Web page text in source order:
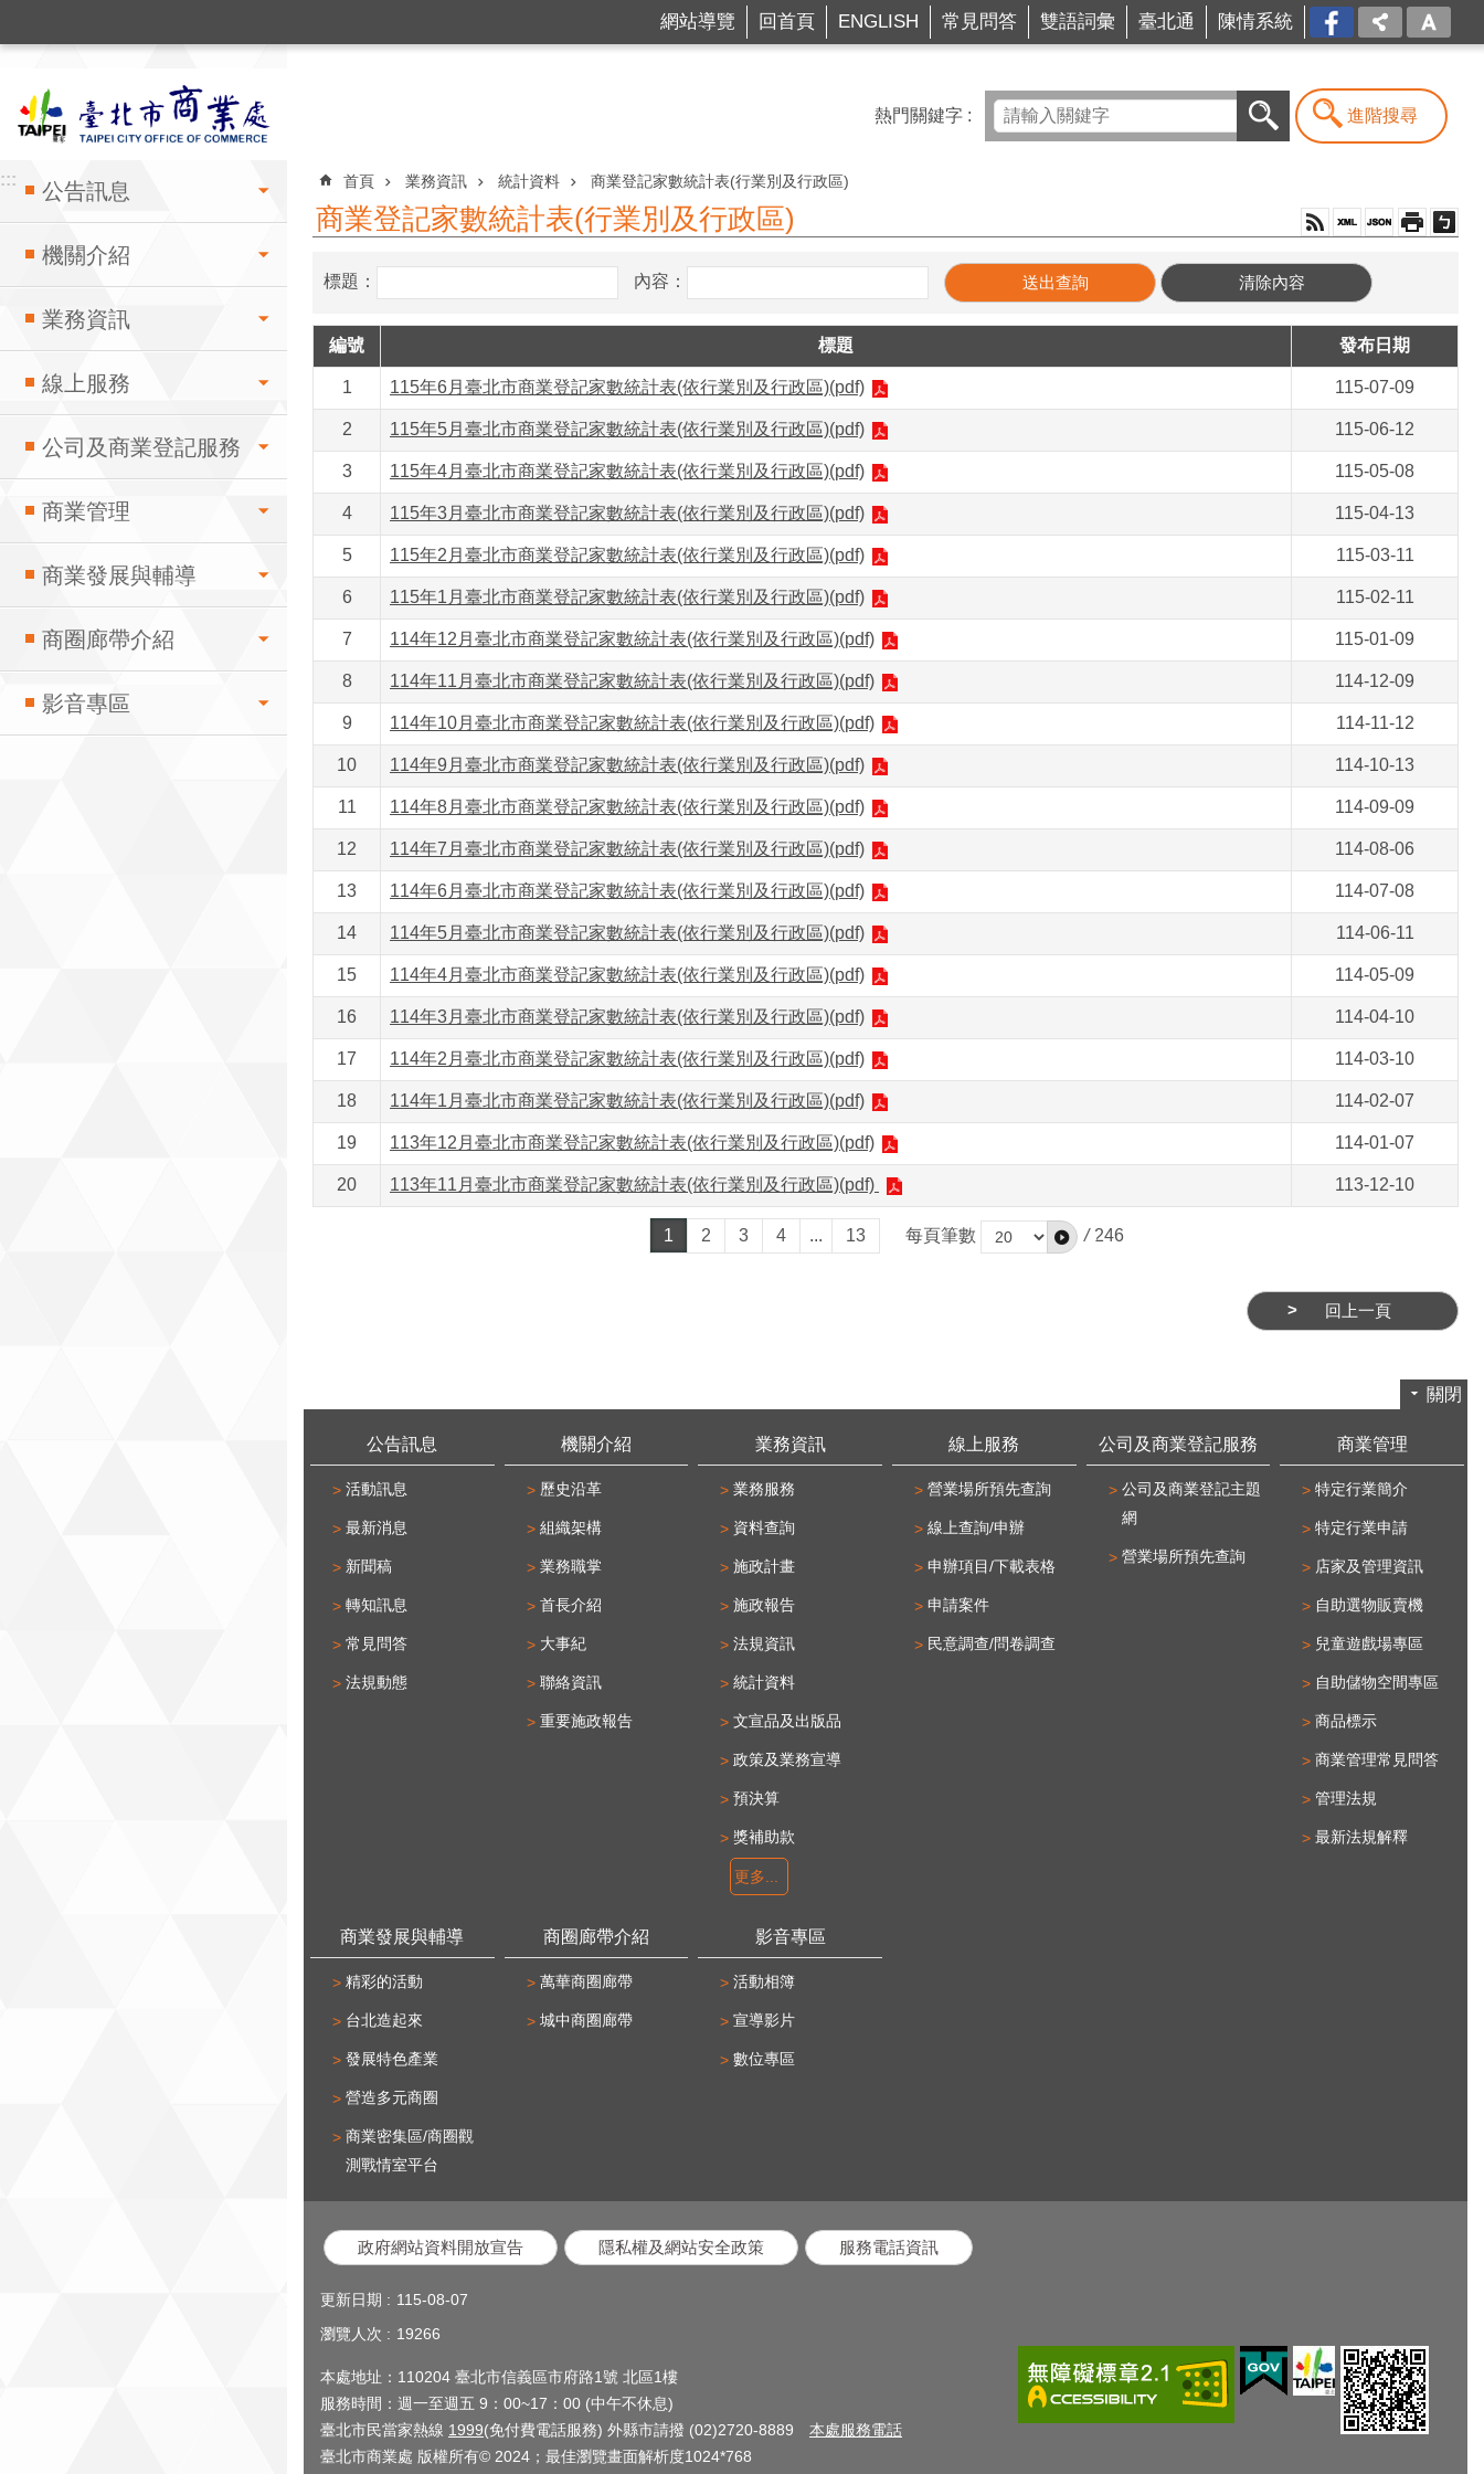
網站導覽 回首頁 ENGLISH 常見問答 雙語詞彙 臺北通 陳情系統 FB
::: 公告訊息
機關介紹
業務資訊
線上服務
公司及商業登記服務
商業管理
商業發展與輔導
商圈廊帶介紹
影音專區
熱門關鍵字 進階搜尋
:::
首頁 業務資訊 統計資料 商業登記家數統計表(行業別及行政區)
商業登記家數統計表(行業別及行政區)
標題： 內容：
編號 標題 發布日期
1 115年6月臺北市商業登記家數統計表(依行業別及行政區)(pdf) 115-07-09
2 115年5月臺北市商業登記家數統計表(依行業別及行政區)(pdf) 115-06-12
3 115年4月臺北市商業登記家數統計表(依行業別及行政區)(pdf) 115-05-08
4 115年3月臺北市商業登記家數統計表(依行業別及行政區)(pdf) 115-04-13
5 115年2月臺北市商業登記家數統計表(依行業別及行政區)(pdf) 115-03-11
6 115年1月臺北市商業登記家數統計表(依行業別及行政區)(pdf) 115-02-11
7 114年12月臺北市商業登記家數統計表(依行業別及行政區)(pdf) 115-01-09
8 114年11月臺北市商業登記家數統計表(依行業別及行政區)(pdf) 114-12-09
9 114年10月臺北市商業登記家數統計表(依行業別及行政區)(pdf) 114-11-12
10 114年9月臺北市商業登記家數統計表(依行業別及行政區)(pdf) 114-10-13
11 114年8月臺北市商業登記家數統計表(依行業別及行政區)(pdf) 114-09-09
12 114年7月臺北市商業登記家數統計表(依行業別及行政區)(pdf) 114-08-06
13 114年6月臺北市商業登記家數統計表(依行業別及行政區)(pdf) 114-07-08
14 114年5月臺北市商業登記家數統計表(依行業別及行政區)(pdf) 114-06-11
15 114年4月臺北市商業登記家數統計表(依行業別及行政區)(pdf) 114-05-09
16 114年3月臺北市商業登記家數統計表(依行業別及行政區)(pdf) 114-04-10
17 114年2月臺北市商業登記家數統計表(依行業別及行政區)(pdf) 114-03-10
18 114年1月臺北市商業登記家數統計表(依行業別及行政區)(pdf) 114-02-07
19 113年12月臺北市商業登記家數統計表(依行業別及行政區)(pdf) 114-01-07
20 113年11月臺北市商業登記家數統計表(依行業別及行政區)(pdf) 113-12-10
1 2 3 4 ... 13 每頁筆數 / 246
回上一頁
關閉
公告訊息
活動訊息
最新消息
新聞稿
轉知訊息
常見問答
法規動態
機關介紹
歷史沿革
組織架構
業務職掌
首長介紹
大事紀
聯絡資訊
重要施政報告
業務資訊
業務服務
資料查詢
施政計畫
施政報告
法規資訊
統計資料
文宣品及出版品
政策及業務宣導
預決算
獎補助款
更多...
線上服務
營業場所預先查詢
線上查詢/申辦
申辦項目/下載表格
申請案件
民意調查/問卷調查
公司及商業登記服務
公司及商業登記主題
網
營業場所預先查詢
商業管理
特定行業簡介
特定行業申請
店家及管理資訊
自助選物販賣機
兒童遊戲場專區
自助儲物空間專區
商品標示
商業管理常見問答
管理法規
最新法規解釋
商業發展與輔導
精彩的活動
台北造起來
發展特色產業
營造多元商圈
商業密集區/商圈觀
測戰情室平台
商圈廊帶介紹
萬華商圈廊帶
城中商圈廊帶
影音專區
活動相簿
宣導影片
數位專區
政府網站資料開放宣告 隱私權及網站安全政策 服務電話資訊
更新日期
115-08-07
瀏覽人次
19266
本處地址：110204 臺北市信義區市府路1號 北區1樓
服務時間：週一至週五 9：00~17：00 (中午不休息)
臺北市民當家熱線 1999(免付費電話服務) 外縣市請撥 (02)2720-8889 本處服務電話
臺北市商業處 版權所有© 2024；最佳瀏覽畫面解析度1024*768